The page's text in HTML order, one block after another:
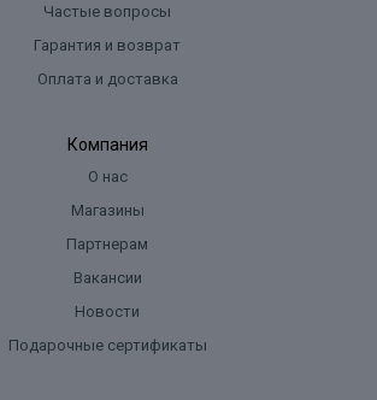
Частые вопросы
Гарантия и возврат
Оплата и доставка
Компания
О нас
Магазины
Партнерам
Вакансии
Новости
Подарочные сертификаты